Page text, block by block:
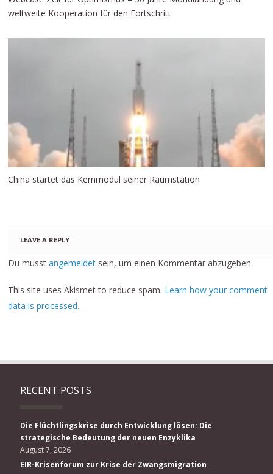
weltweite Kooperation für den Fortschritt
China startet das Kernmodul seiner Raumstation
LEAVE A REPLY
Du musstangemeldet sein, um einen Kommentar abzugeben.
This site uses Akismet to reduce spam. Learn how your comment
data is processed.
RECENT POSTS
Die Flüchtlingskrise durch Entwicklung lösen: Die
strategische Bedeutung der neuen Enzyklika
August 7, 2026
EIR-Krisenforum zur Krise der Zwangsmigration